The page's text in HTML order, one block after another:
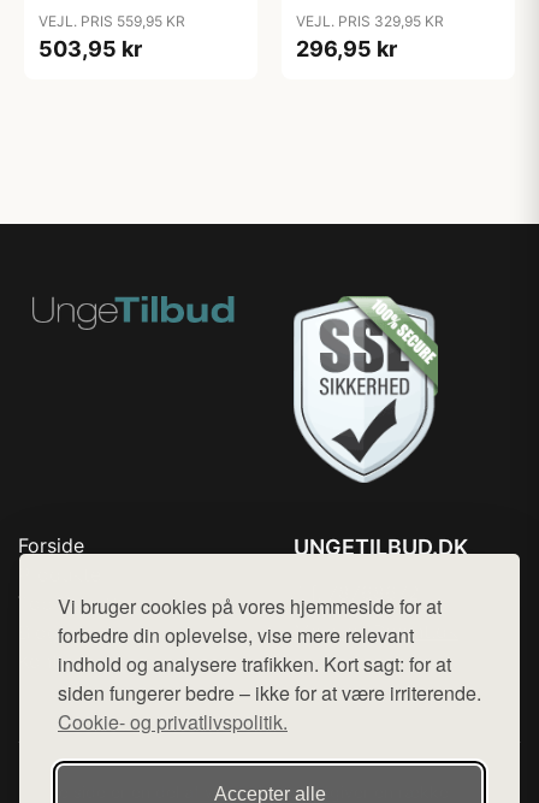
Vi bruger cookies på vores hjemmeside for at
forbedre din oplevelse, vise mere relevant
indhold og analysere trafikken. Kort sagt: for at
siden fungerer bedre – ikke for at være irriterende.
Cookie- og privatlivspolitik.
Accepter alle
VEJL. PRIS 559,95 KR
503,95 kr
VEJL. PRIS 329,95 KR
296,95 kr
Forside
Top Rabatter
Blog
Kontakt
UNGETILBUD.DK
Mail: hej@want.dk
Cookie- og privatlivspolitik
Denne side er en del af want.dk, der udgiver en række